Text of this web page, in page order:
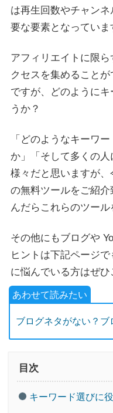
は再生回数やチャン
要な要素となっていま
アフィリエイトに限
クセスを集めること
ですが、どのように
うか？
「どのようなキーワ
か」「そして多くの
様々だと思いますが
の無料ツールをご紹
んだらこれらのツール
その他にもブログや
ヒントは下記ページ
に悩んでいる方はぜひ
ブログネタがない？
目次
キーワード選びに